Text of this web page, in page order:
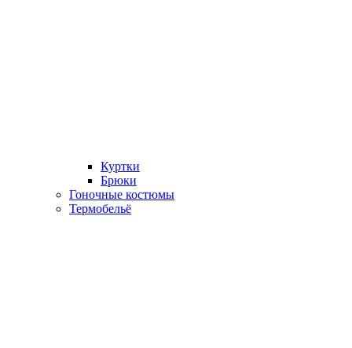
Куртки
Брюки
Гоночные костюмы
Термобельё